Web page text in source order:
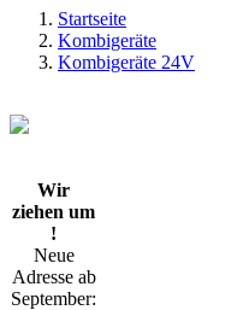
Startseite
Kombigeräte
Kombigeräte 24V
Wir
ziehen um
!
Neue
Adresse ab
September: